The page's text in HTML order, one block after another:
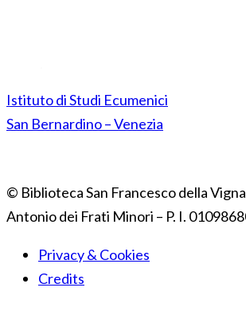
Istituto di Studi Ecumenici
San Bernardino – Venezia
© Biblioteca San Francesco della
Antonio dei Frati Minori – P. I.
Privacy & Cookies
Credits